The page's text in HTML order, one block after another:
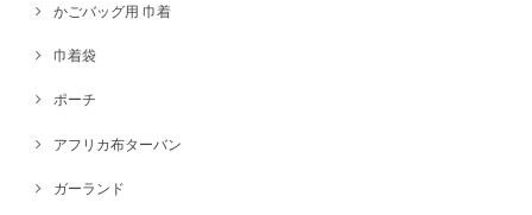
かごバッグ用 巾着
巾着袋
ポーチ
アフリカ布ターバン
ガーランド